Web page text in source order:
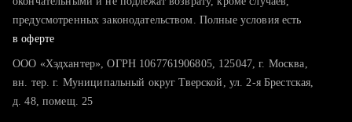
предусмотренных законодательством. Полные условия есть
в оферте
ООО «Хэдхантер», ОГРН 1067761906805, 125047, г. Москва,
вн. тер. г. Муниципальный округ Тверской, ул. 2-я Брестская,
д. 48, помещ. 25